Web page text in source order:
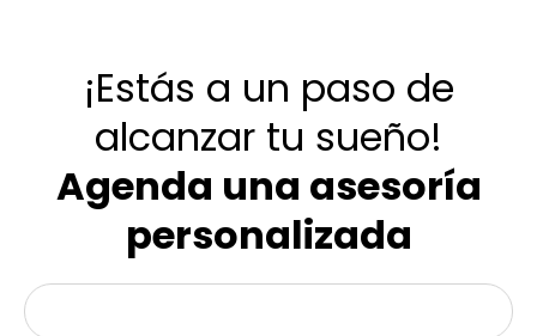
¡Estás a un paso de
alcanzar tu sueño!
Agenda una asesoría
personalizada